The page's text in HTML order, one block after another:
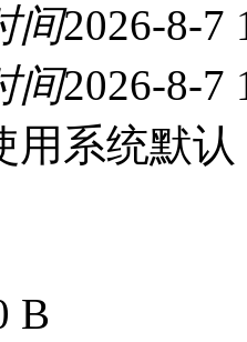
间2026-8-7
间2026-8-7
用系统默认
B